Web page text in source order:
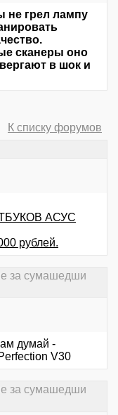
не грел лампу
сканеры оно
в шок и
К списку форумов
АСУС
рублей.
за сумашедши
думай -
V30
за сумашедши